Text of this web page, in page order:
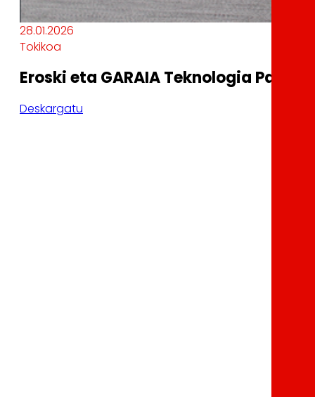
28.01.2026
Tokikoa
Eroski eta GARAIA Teknologia
Deskargatu